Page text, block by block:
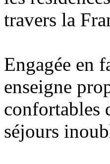
travers la
Engagée en
enseigne
confortables
séjours